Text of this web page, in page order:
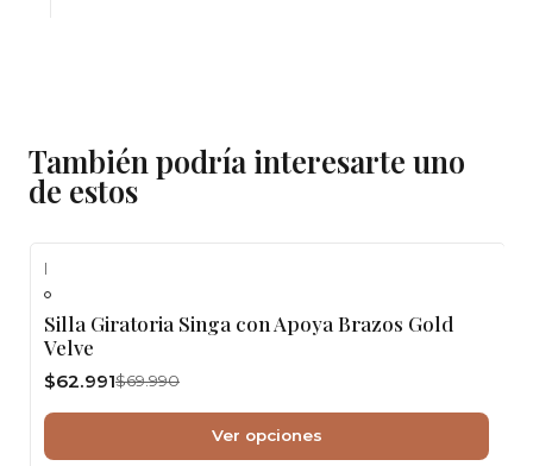
También podría interesarte uno
de estos
|
Silla Giratoria Singa con Apoya Brazos Gold
Velve
$62.991$69.990
Ver opciones